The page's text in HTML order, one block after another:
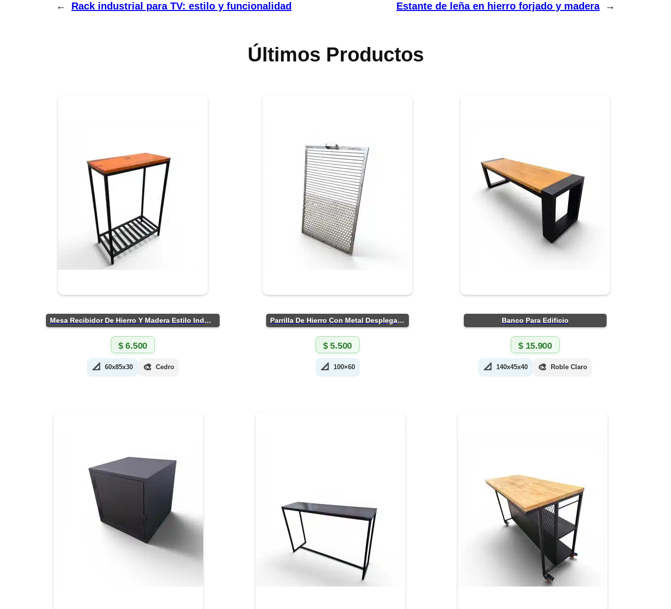
← Rack industrial para TV: estilo y funcionalidad Estante de leña en hierro forjado y madera →
Últimos Productos
Mesa Recibidor De Hierro Y Madera Estilo Industrial
$6.500
📐 60x85x30 🎨 Cedro
Parrilla De Hierro Con Metal Desplegado
$5.500
📐 100×60
Banco Para Edificio
$15.900
📐 140x45x40 🎨 Roble Claro